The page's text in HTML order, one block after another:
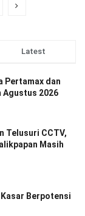
Latest
Pertamax dan
Agustus 2026
Telusuri CCTV,
Masih
Berpotensi